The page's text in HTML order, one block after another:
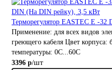
Терморегулятор EASTEC E -
Применение: для всех видов
греющего кабеля Цвет корпуса:
температуры: 0С...60С
3396 р/шт